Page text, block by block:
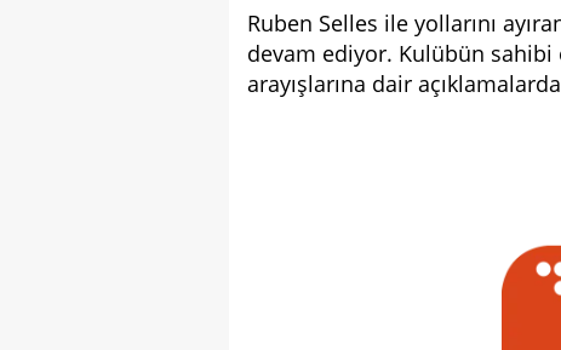
Ruben Selles ile yollarını
devam ediyor. Kulübün sahibi
arayışlarına dair